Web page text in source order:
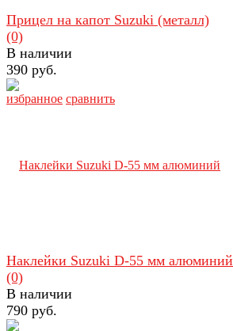
избранное сравнить
Прицел на капот Suzuki (металл)
(0)
В наличии
390 руб.
Наклейки Suzuki D-55 мм алюминий
(0)
В наличии
790 руб.